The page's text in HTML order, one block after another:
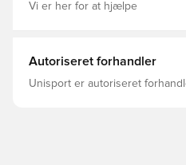
Vi er her for at hjælpe
Autoriseret forhandler
Unisport er autoriseret